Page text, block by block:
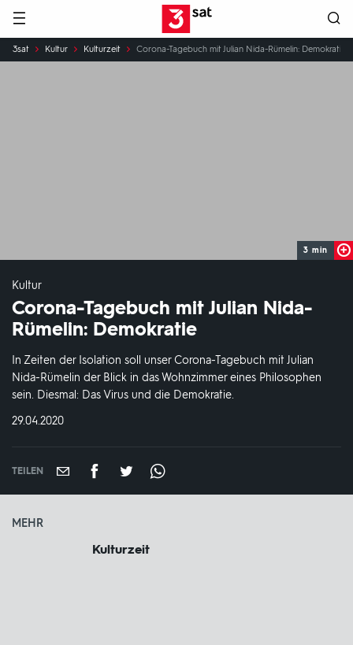
Hauptnavigation 3SAT
Sie
sind
3sat Kultur Kulturzeit Corona-Tagebuch mit Julian Nida-Rümelin: Demokratie
3 min
Kultur
Corona-Tagebuch mit Julian Nida-
Rümelin: Demokratie
In Zeiten der Isolation soll unser Corona-Tagebuch mit Julian
Nida-Rümelin der Blick in das Wohnzimmer eines Philosophen
sein. Diesmal: Das Virus und die Demokratie.
DATUM:
29.04.2020
TEILEN
MEHR
Kulturzeit